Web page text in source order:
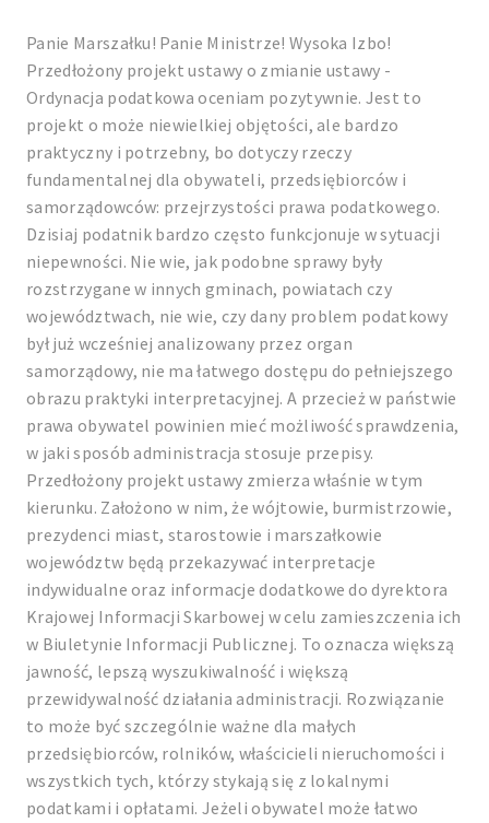
Panie Marszałku! Panie Ministrze! Wysoka Izbo!
Przedłożony projekt ustawy o zmianie ustawy -
Ordynacja podatkowa oceniam pozytywnie. Jest to
projekt o może niewielkiej objętości, ale bardzo
praktyczny i potrzebny, bo dotyczy rzeczy
fundamentalnej dla obywateli, przedsiębiorców i
samorządowców: przejrzystości prawa podatkowego.
Dzisiaj podatnik bardzo często funkcjonuje w sytuacji
niepewności. Nie wie, jak podobne sprawy były
rozstrzygane w innych gminach, powiatach czy
województwach, nie wie, czy dany problem podatkowy
był już wcześniej analizowany przez organ
samorządowy, nie ma łatwego dostępu do pełniejszego
obrazu praktyki interpretacyjnej. A przecież w państwie
prawa obywatel powinien mieć możliwość sprawdzenia,
w jaki sposób administracja stosuje przepisy.
Przedłożony projekt ustawy zmierza właśnie w tym
kierunku. Założono w nim, że wójtowie, burmistrzowie,
prezydenci miast, starostowie i marszałkowie
województw będą przekazywać interpretacje
indywidualne oraz informacje dodatkowe do dyrektora
Krajowej Informacji Skarbowej w celu zamieszczenia ich
w Biuletynie Informacji Publicznej. To oznacza większą
jawność, lepszą wyszukiwalność i większą
przewidywalność działania administracji. Rozwiązanie
to może być szczególnie ważne dla małych
przedsiębiorców, rolników, właścicieli nieruchomości i
wszystkich tych, którzy stykają się z lokalnymi
podatkami i opłatami. Jeżeli obywatel może łatwo